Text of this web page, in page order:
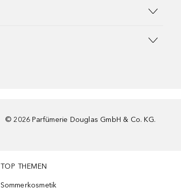
© 2026 Parfümerie Douglas GmbH & Co. KG.
TOP THEMEN
Sommerkosmetik